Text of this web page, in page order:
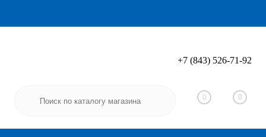
Вход Регистрация
+7 (843) 526-71-92
0 0